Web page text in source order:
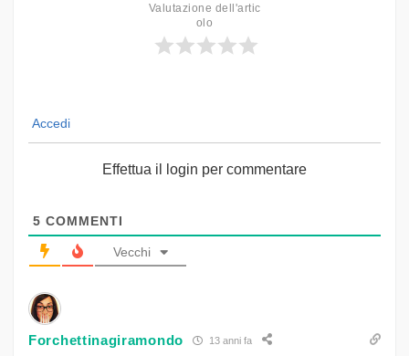
Valutazione dell'artic
olo
Accedi
Effettua il login per commentare
5 COMMENTI
Vecchi
Forchettinagiramondo 13 anni fa